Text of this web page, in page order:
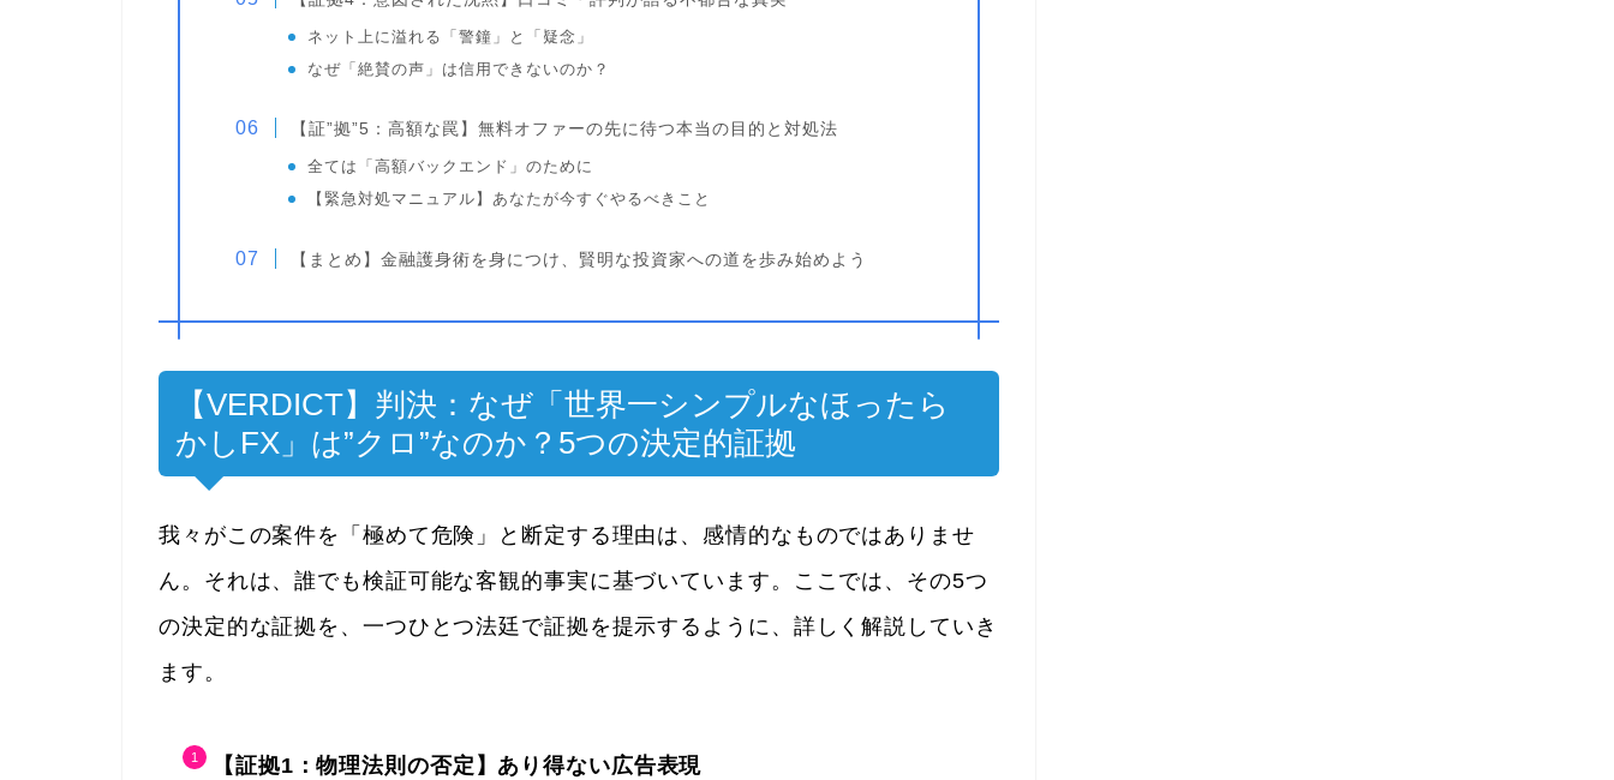
ネット上に溢れる「警鐘」と「疑念」
なぜ「絶賛の声」は信用できないのか？
【証”拠”5：高額な罠】無料オファーの先に待つ本当の目的と対処法
全ては「高額バックエンド」のために
【緊急対処マニュアル】あなたが今すぐやるべきこと
【まとめ】金融護身術を身につけ、賢明な投資家への道を歩み始めよう
【VERDICT】判決：なぜ「世界一シンプルなほったら
かしFX」は”クロ”なのか？5つの決定的証拠
我々がこの案件を「極めて危険」と断定する理由は、感情的なものではありませ
ん。それは、誰でも検証可能な客観的事実に基づいています。ここでは、その5つ
の決定的な証拠を、一つひとつ法廷で証拠を提示するように、詳しく解説していき
ます。
【証拠1：物理法則の否定】あり得ない広告表現